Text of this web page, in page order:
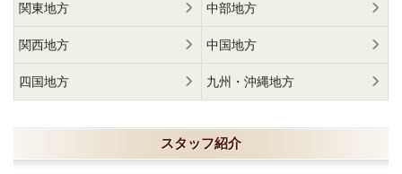
関東地方 中部地方
関西地方 中国地方
四国地方 九州・沖縄地方
スタッフ紹介